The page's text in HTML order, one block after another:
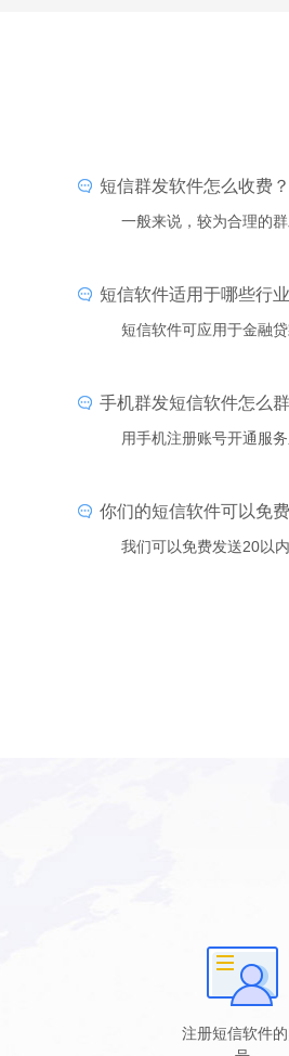
短信群发软件怎么收费
一般来说，较为合理的
短信软件适用于哪些行
短信软件可应用于金融
手机群发短信软件怎么
用手机注册账号开通服
你们的短信软件可以免
我们可以免费发送20以
注册短信软件